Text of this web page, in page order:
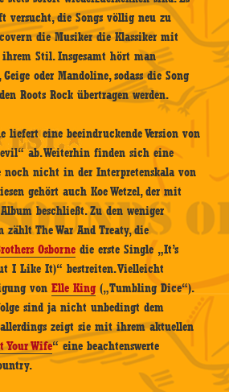
versucht, die Songs völlig neu zu
die Musiker die Klassiker mit
Stil. Insgesamt hört man
oder Mandoline, sodass die Song
Roots Rock übertragen werden.
liefert eine beeindruckende Version von
ab. Weiterhin finden sich eine
noch nicht in der Interpretenskala von
gehört auch Koe Wetzel, der mit
beschließt. Zu den weniger
zählt The War And Treaty, die
Osborne die erste Single „It’s
I Like It)“ bestreiten. Vielleicht
vonElle King („Tumbling Dice“).
sind ja nicht unbedingt dem
zeigt sie mit ihrem aktuellen
Your Wife“ eine beachtenswerte